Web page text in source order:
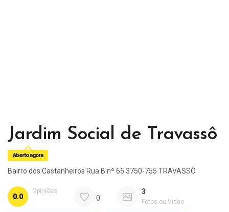
Jardim Social de Travassô
Aberto agora
Bairro dos Castanheiros Rua B nº 65 3750-755 TRAVASSÔ
0.0
Opiniões
0
3
Fotos ou Video